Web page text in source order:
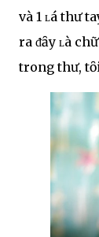
và 1 ʟá thư
ra ᵭȃy ʟà
trong thư,